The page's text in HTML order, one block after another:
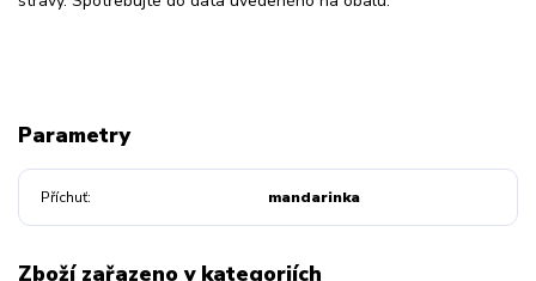
Parametry
Příchuť mandarinka
Zboží zařazeno v kategoriích